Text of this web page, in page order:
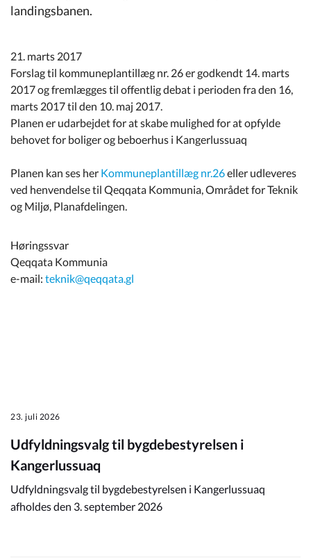
Om Kommunen
landingsbanen.
21. marts 2017
Forslag til kommuneplantillæg nr. 26 er godkendt 14. marts
2017 og fremlægges til offentlig debat i perioden fra den 16,
marts 2017 til den 10. maj 2017.
Planen er udarbejdet for at skabe mulighed for at opfylde
behovet for boliger og beboerhus i Kangerlussuaq
Planen kan ses her Kommuneplantillæg nr.26eller udleveres
ved henvendelse til Qeqqata Kommunia, Området for Teknik
og Miljø, Planafdelingen.
Høringssvar
Qeqqata Kommunia
e-mail: teknik@qeqqata.gl
23. juli 2026
Udfyldningsvalg til bygdebestyrelsen i
Kangerlussuaq
Udfyldningsvalg til bygdebestyrelsen i Kangerlussuaq
afholdes den 3. september 2026